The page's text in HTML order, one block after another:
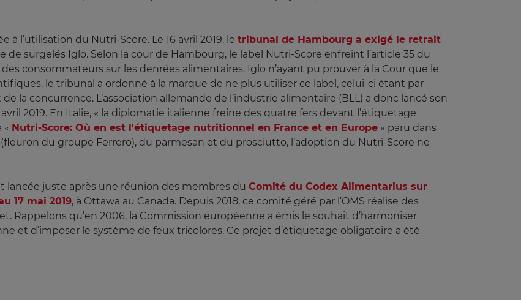
à l’utilisation du Nutri-Score. Le 16 avril 2019, le tribunal de Hambourg a exigé le retrait
de surgelés Iglo. Selon la cour de Hambourg, le label Nutri-Score enfreint l’article 35 du
des consommateurs sur les denrées alimentaires. Iglo n’ayant pu prouver à la Cour que le
le tribunal a ordonné à la marque de ne plus utiliser ce label, celui-ci étant par
la concurrence. L’association allemande de l’industrie alimentaire (BLL) a donc lancé son
2019. En Italie, « la diplomatie italienne freine des quatre fers devant l’étiquetage
« Nutri-Score: Où en est l'étiquetage nutritionnel en France et en Europe » paru dans
du groupe Ferrero), du parmesan et du prosciutto, l’adoption du Nutri-Score ne
lancée juste après une réunion des membres du Comité du Codex Alimentarius sur
17 mai 2019, à Ottawa au Canada. Depuis 2018, ce comité géré par l’OMS réalise des
Rappelons qu’en 2006, la Commission européenne a émis le souhait d’harmoniser
et d’imposer le système de feux tricolores. Ce projet d’étiquetage obligatoire a été